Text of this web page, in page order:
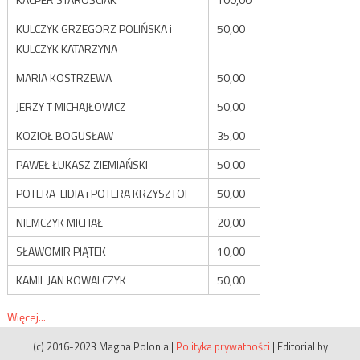
KULCZYK GRZEGORZ POLIŃSKA i
KULCZYK KATARZYNA
50,00
MARIA KOSTRZEWA
50,00
JERZY T MICHAJŁOWICZ
50,00
KOZIOŁ BOGUSŁAW
35,00
PAWEŁ ŁUKASZ ZIEMIAŃSKI
50,00
POTERA LIDIA i POTERA KRZYSZTOF
50,00
NIEMCZYK MICHAŁ
20,00
SŁAWOMIR PIĄTEK
10,00
KAMIL JAN KOWALCZYK
50,00
Więcej...
(c) 2016-2023 Magna Polonia | Polityka prywatności | Editorial by